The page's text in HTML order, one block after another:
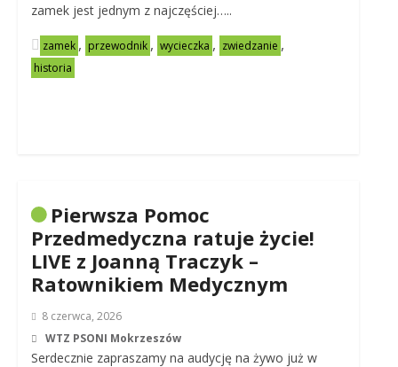
zamek jest jednym z najczęściej…..
zamek , przewodnik , wycieczka , zwiedzanie ,
historia
Pierwsza Pomoc
Przedmedyczna ratuje życie!
LIVE z Joanną Traczyk –
Ratownikiem Medycznym
8 czerwca, 2026
WTZ PSONI Mokrzeszów
Serdecznie zapraszamy na audycję na żywo już w